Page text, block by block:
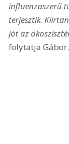
influenzaszerű
terjesztik.
jót az
folytatja